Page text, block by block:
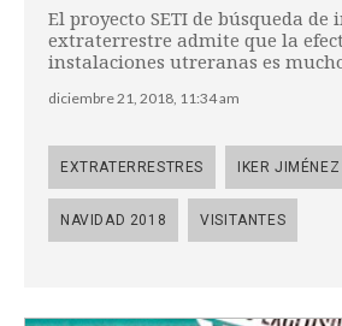
El proyecto SETI de búsqueda de
extraterrestre admite que la
instalaciones utreranas es
diciembre 21, 2018, 11:34 am
EXTRATERRESTRES IKER JIMÉNEZ
NAVIDAD 2018 VISITANTES